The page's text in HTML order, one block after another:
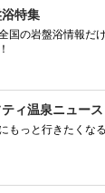
特集
国の岩盤浴情報だ
ィ温泉ニュース
もっと行きたくな